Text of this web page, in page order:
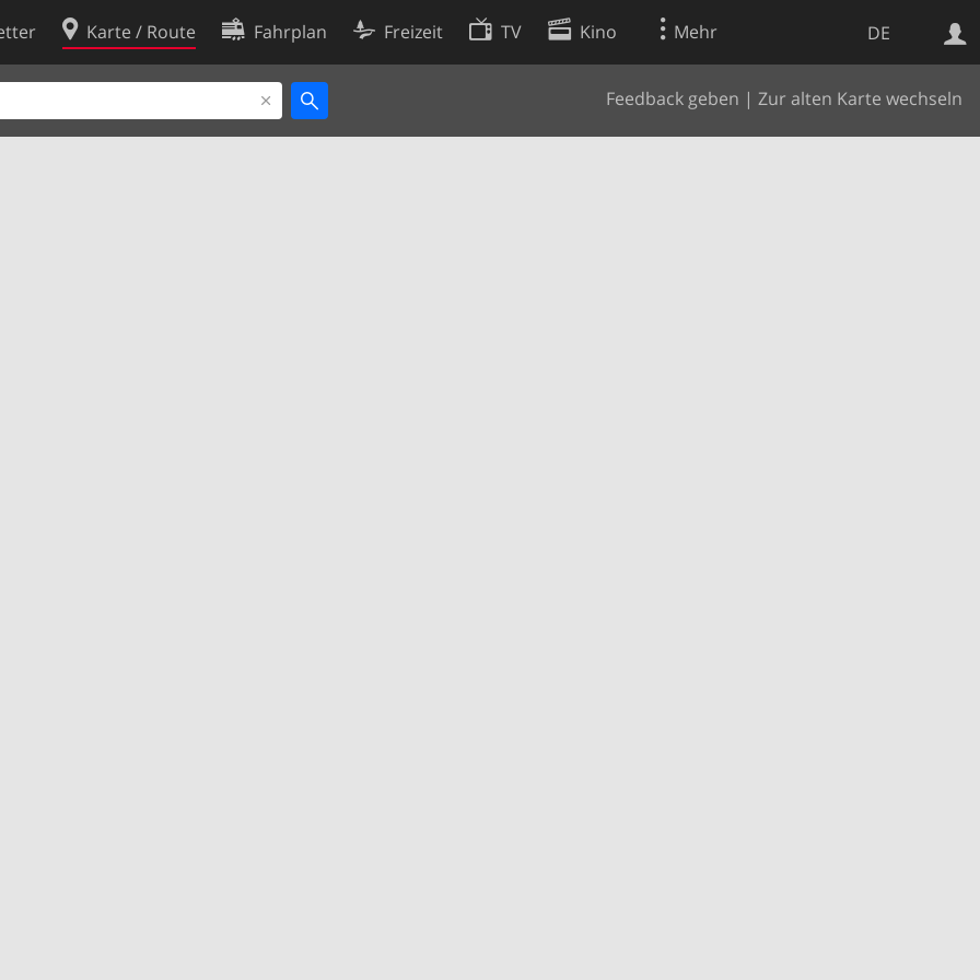
DE
Karte / Route Fahrplan Freizeit TV Kino Mehr
Feedback geben | Zur alten Karte wechseln
Websuche
Cookie-Richtlinie
Cookie-Einstellungen